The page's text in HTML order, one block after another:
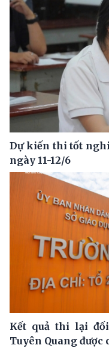
Dự kiến thi tốt
ngày 11-12/6
Kết quả thi lại
Tuyên Quang được